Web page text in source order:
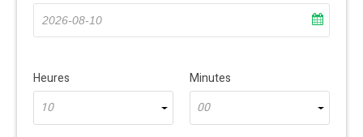
Heures
10
Minutes
00